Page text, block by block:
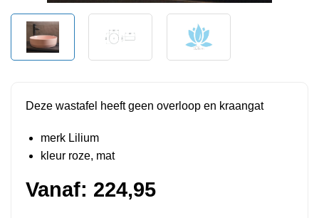
Deze wastafel heeft geen overloop en kraangat
merk Lilium
kleur roze, mat
Vanaf: 224,95